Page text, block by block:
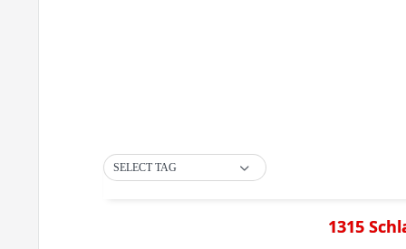
SELECT TAG
1315